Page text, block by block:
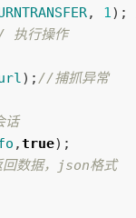
, 1);
执行操作
); //捕抓异常
话
,true);
数据，json格式